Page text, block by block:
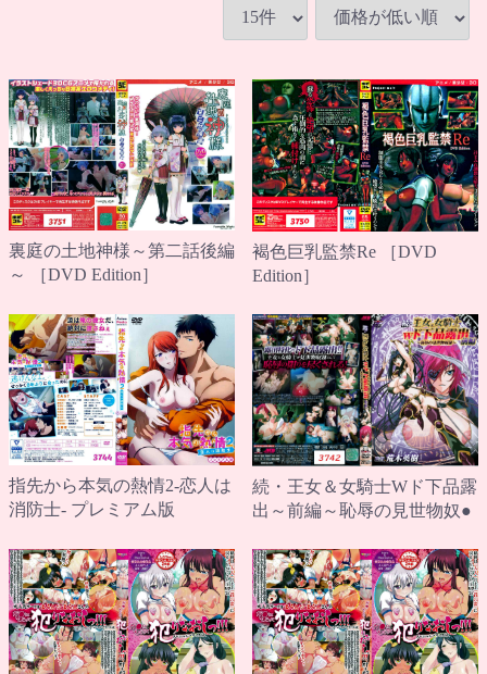
裏庭の土地神様～第二話後編
～ ［DVD Edition］
褐色巨乳監禁Re ［DVD
Edition］
指先から本気の熱情2-恋人は
消防士- プレミアム版
続・王女＆女騎士Wド下品露
出～前編～恥辱の見世物奴●